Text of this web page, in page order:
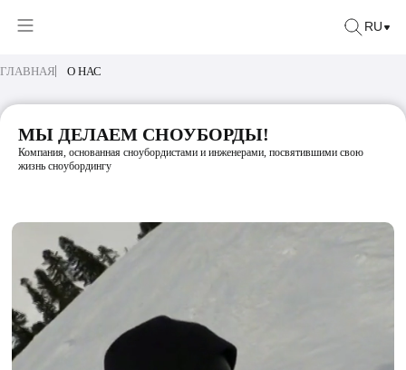
RU
ГЛАВНАЯ О НАС
МЫ ДЕЛАЕМ СНОУБОРДЫ!
Компания, основанная сноубордистами и инженерами, посвятившими свою
жизнь сноубордингу